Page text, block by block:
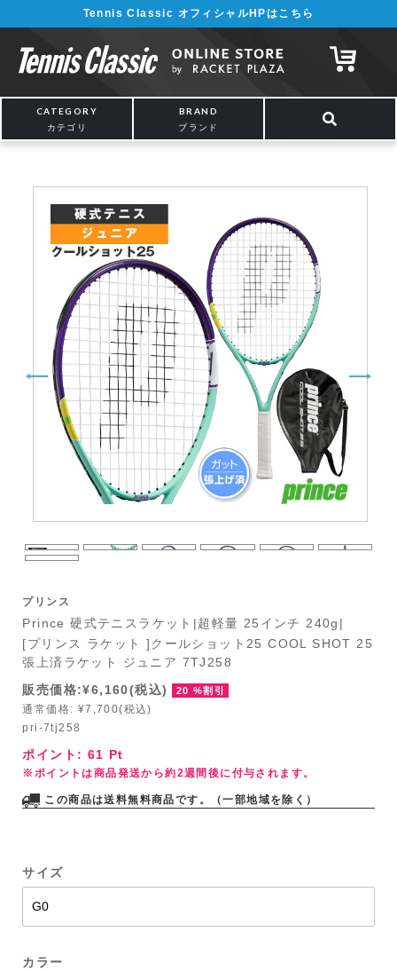
¥5,000以上の購入で送料無料!! 詳しくは こちら
Tennis Classic オフィシャルHPはこちら
CATEGORY
カテゴリ
BRAND
ブランド
プリンス
Prince 硬式テニスラケット|超軽量 25インチ 240g|
[プリンス ラケット ]クールショット25 COOL SHOT 25
張上済ラケット ジュニア 7TJ258
販売価格:¥6,160(税込)
20 %割引
通常価格: ¥7,700(税込)
pri-7tj258
ポイント: 61 Pt
※ポイントは商品発送から約2週間後に付与されます。
この商品は送料無料商品です。（一部地域を除く）
サイズ
カラー